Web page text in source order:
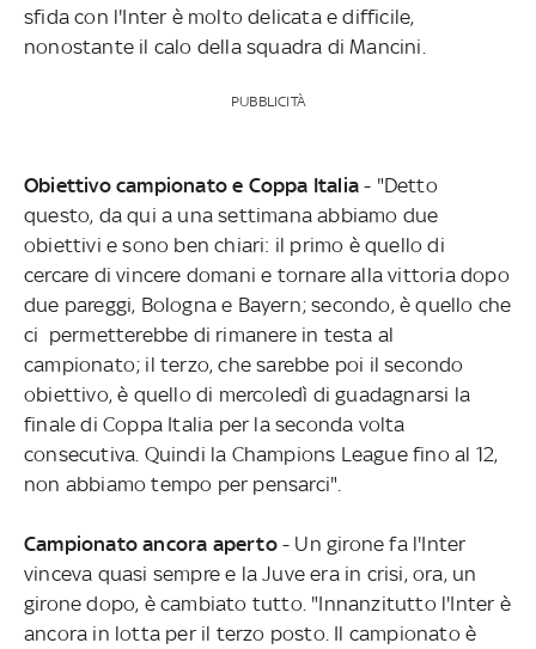
sfida con l'Inter è molto delicata e difficile,
nonostante il calo della squadra di Mancini.
PUBBLICITÀ
Obiettivo campionato e Coppa Italia- "Detto
questo, da qui a una settimana abbiamo due
obiettivi e sono ben chiari: il primo è quello di
cercare di vincere domani e tornare alla vittoria dopo
due pareggi, Bologna e Bayern; secondo, è quello che
ci permetterebbe di rimanere in testa al
campionato; il terzo, che sarebbe poi il secondo
obiettivo, è quello di mercoledì di guadagnarsi la
finale di Coppa Italia per la seconda volta
consecutiva. Quindi la Champions League fino al 12,
non abbiamo tempo per pensarci".
Campionato ancora aperto - Un girone fa l'Inter
vinceva quasi sempre e la Juve era in crisi, ora, un
girone dopo, è cambiato tutto. "Innanzitutto l'Inter è
ancora in lotta per il terzo posto. Il campionato è